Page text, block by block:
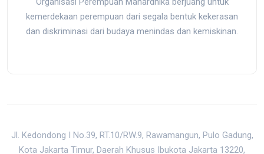
kemerdekaan perempuan dari segala bentuk kekerasan
dan diskriminasi dari budaya menindas dan kemiskinan.
Jl. Kedondong I No.39, RT.10/RW.9, Rawamangun, Pulo Gadung,
Kota Jakarta Timur, Daerah Khusus Ibukota Jakarta 13220,